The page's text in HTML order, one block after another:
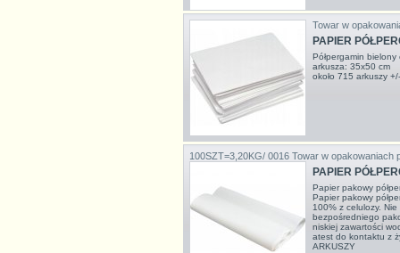
Towar w
PAPIER
Półpergamin
arkusza: 35x50 cm
około 715 arkuszy
100SZT=3,20KG/ 0016 Towar w opakowaniach
PAPIER
Papier pakowy
Papier pakowy
100% z celulozy.
bezpośredniego
niskiej zawartości
atest do kontaktu z
ARKUSZY